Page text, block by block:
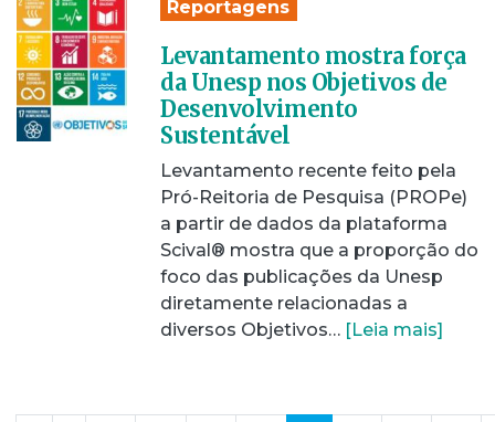
Reportagens
Levantamento mostra força
da Unesp nos Objetivos de
Desenvolvimento
Sustentável
Levantamento recente feito pela
Pró-Reitoria de Pesquisa (PROPe)
a partir de dados da plataforma
Scival® mostra que a proporção do
foco das publicações da Unesp
diretamente relacionadas a
diversos Objetivos… [Leia mais]